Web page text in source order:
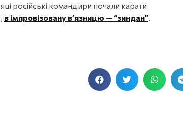
російські командири почали карати
в імпровізовану в’язницю — “зиндан”.